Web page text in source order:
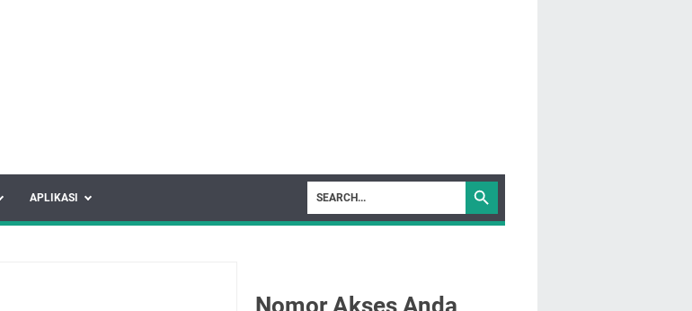
APLIKASI
Nomor Akses Anda